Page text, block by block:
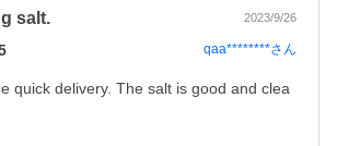
salt. 2023/9/26
qaa********さん
quick delivery. The salt is good and clea